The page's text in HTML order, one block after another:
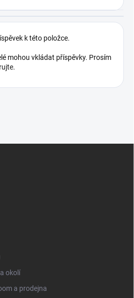
k této položce.
mohou vkládat příspěvky. Prosím
.
okolí
a prodejna